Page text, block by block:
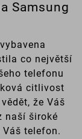
Samsung
co největší
telefonu
citlivost
že Váš
naší široké
telefon.